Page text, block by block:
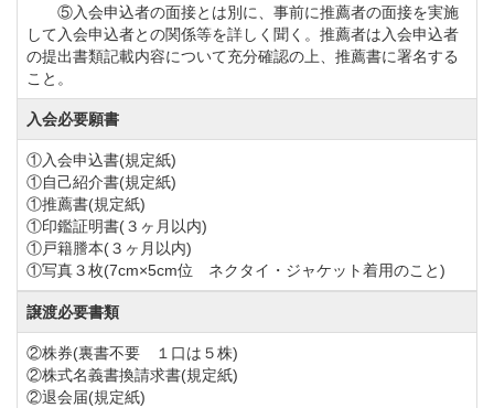
⑤入会申込者の面接とは別に、事前に推薦者の面接を実施
して入会申込者との関係等を詳しく聞く。推薦者は入会申込者
の提出書類記載内容について充分確認の上、推薦書に署名する
こと。
入会必要願書
①入会申込書(規定紙)
①自己紹介書(規定紙)
①推薦書(規定紙)
①印鑑証明書(３ヶ月以内)
①戸籍謄本(３ヶ月以内)
①写真３枚(7cm×5cm位 ネクタイ・ジャケット着用のこと)
譲渡必要書類
②株券(裏書不要 １口は５株)
②株式名義書換請求書(規定紙)
②退会届(規定紙)